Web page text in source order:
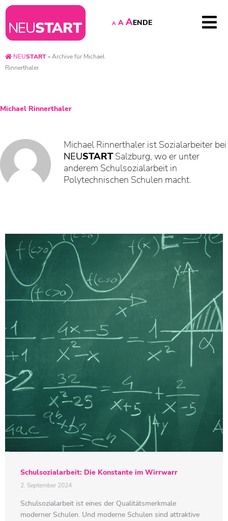
A A AENDE
NEUSTART»Archive für Michael
Rinnerthaler
Michael Rinnerthaler
Michael Rinnerthaler ist Sozialarbeiter bei
NEUSTARTSalzburg, wo er unter
anderem Schulsozialarbeit in
Polytechnischen Schulen macht.
Schulsozialarbeit: Die Konstante im Wirrwarr
2. September 2024
Schulsozialarbeit ist eines der Qualitätsmerkmale
moderner Schulen. Und moderne Schulen sind attraktive